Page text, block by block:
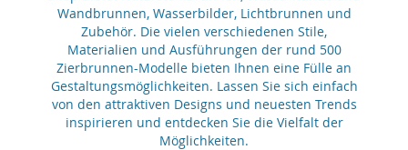
Wandbrunnen, Wasserbilder, Lichtbrunnen und
Zubehör. Die vielen verschiedenen Stile,
Materialien und Ausführungen der rund 500
Zierbrunnen-Modelle bieten Ihnen eine Fülle an
Gestaltungsmöglichkeiten. Lassen Sie sich einfach
von den attraktiven Designs und neuesten Trends
inspirieren und entdecken Sie die Vielfalt der
Möglichkeiten.